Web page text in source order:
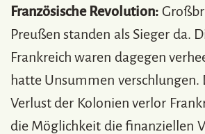
Französische Revolution:
Preußen standen als Sieger da.
Frankreich waren dagegen
hatte Unsummen verschlungen.
Verlust der Kolonien verlor
die Möglichkeit die finanziellen